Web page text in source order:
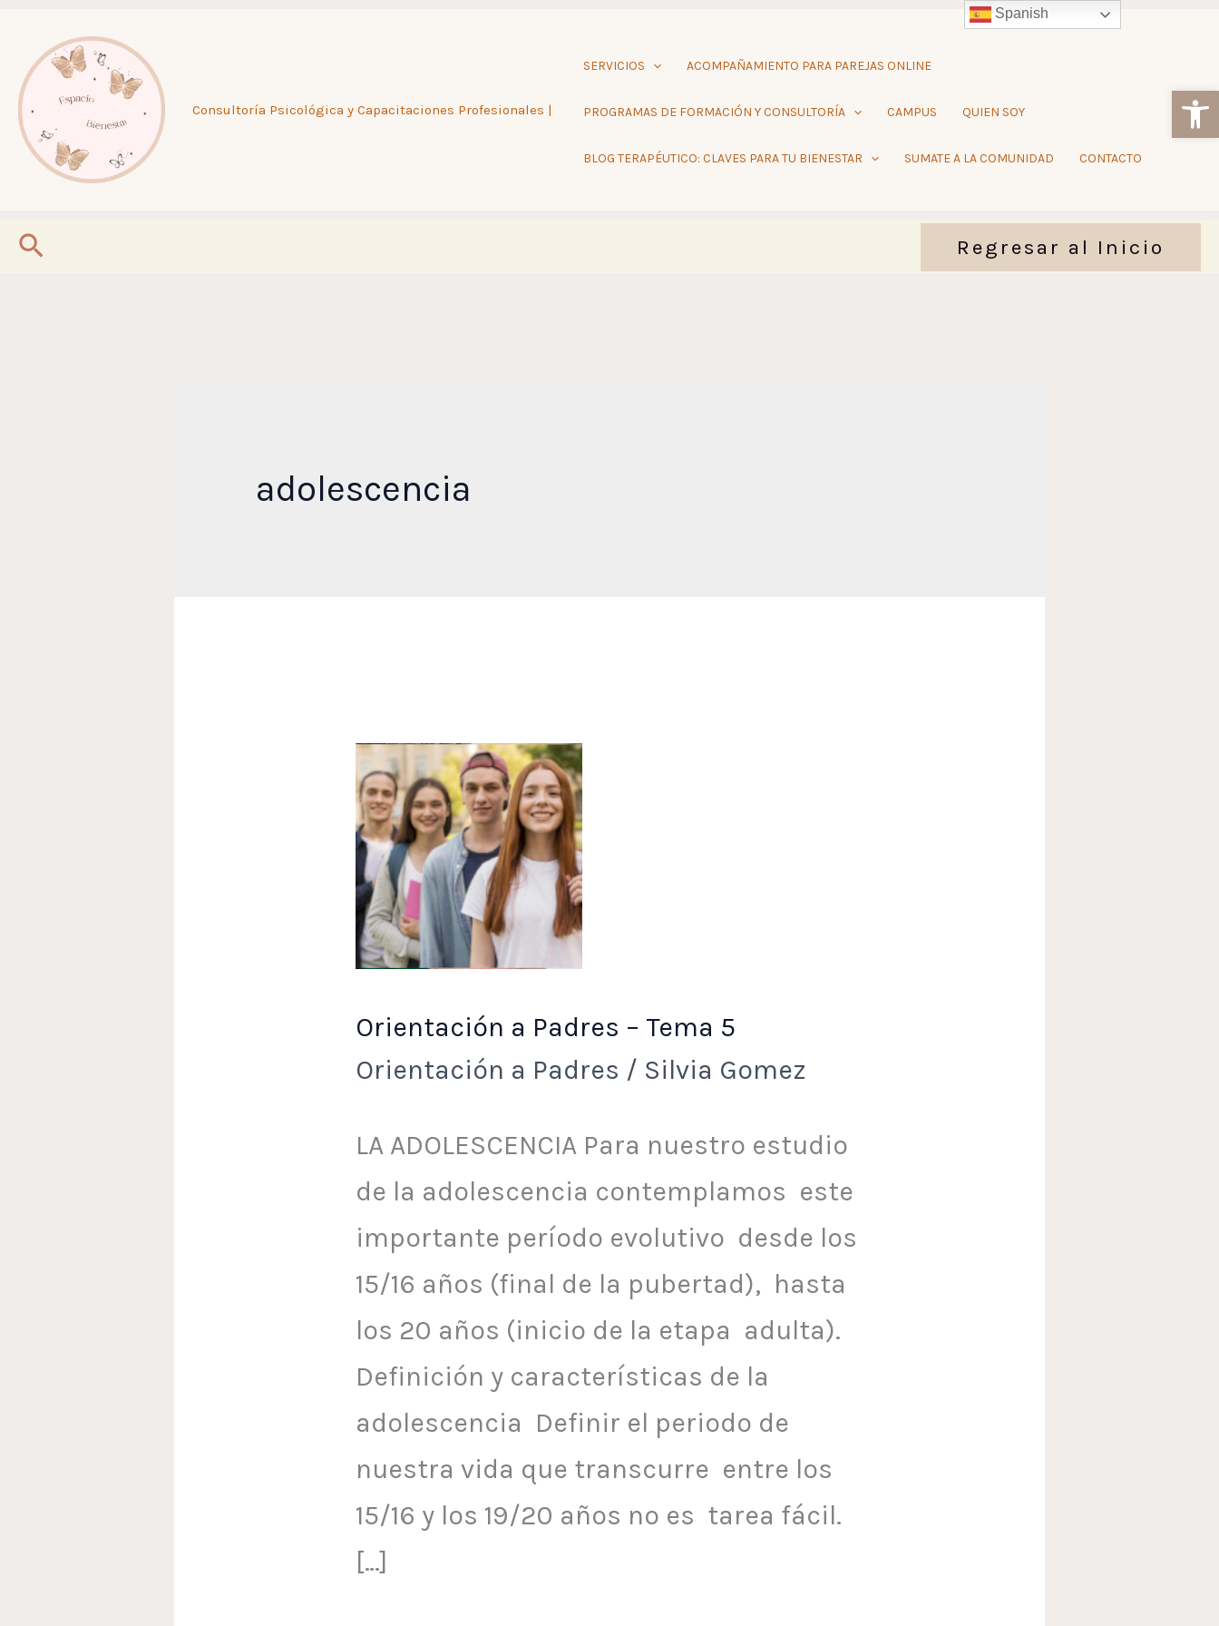
contenido
Consultoría Psicológica y Capacitaciones Profesionales |
SERVICIOS ACOMPAÑAMIENTO PARA PAREJAS ONLINE
PROGRAMAS DE FORMACIÓN Y CONSULTORÍA CAMPUS QUIEN SOY
BLOG TERAPÉUTICO: CLAVES PARA TU BIENESTAR SUMATE A LA COMUNIDAD CONTACTO
Buscar Regresar al Inicio
adolescencia
Orientación a Padres – Tema 5
Orientación a Padres / Silvia Gomez
LA ADOLESCENCIA Para nuestro estudio
de la adolescencia contemplamos este
importante período evolutivo desde los
15/16 años (final de la pubertad), hasta
los 20 años (inicio de la etapa adulta).
Definición y características de la
adolescencia Definir el periodo de
nuestra vida que transcurre entre los
15/16 y los 19/20 años no es tarea fácil.
[…]
Orientación
a
Padres
–
Tema
Spanish